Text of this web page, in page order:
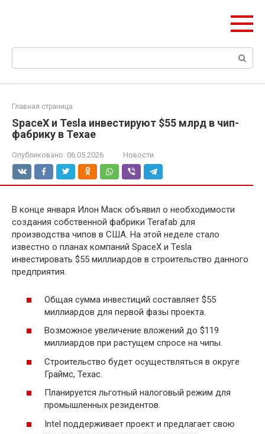
Поиск:
Главная страница
SpaceX и Tesla инвестируют $55 млрд в чип-
фабрику в Техае
Опубликовано: 06.05.2026 Новости
В конце января Илон Маск объявил о необходимости
создания собственной фабрики Terafab для
производства чипов в США. На этой неделе стало
известно о планах компаний SpaceX и Tesla
инвестировать $55 миллиардов в строительство данного
предприятия.
Общая сумма инвестиций составляет $55
миллиардов для первой фазы проекта.
Возможное увеличение вложений до $119
миллиардов при растущем спросе на чипы.
Строительство будет осуществляться в округе
Граймс, Техас.
Планируется льготный налоговый режим для
промышленных резидентов.
Intel поддерживает проект и предлагает свою